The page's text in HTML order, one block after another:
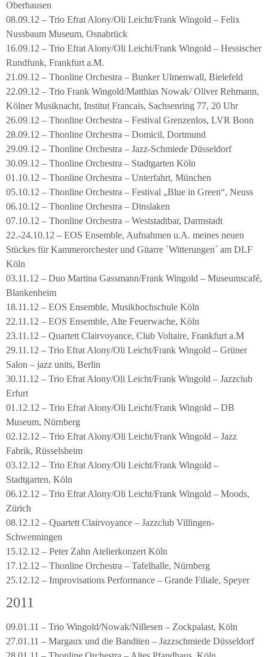
Oberhausen
08.09.12 – Trio Efrat Alony/Oli Leicht/Frank Wingold – Felix
Nussbaum Museum, Osnabrück
16.09.12 – Trio Efrat Alony/Oli Leicht/Frank Wingold – Hessischer
Rundfunk, Frankfurt a.M.
21.09.12 – Thonline Orchestra – Bunker Ulmenwall, Bielefeld
22.09.12 – Trio Frank Wingold/Matthias Nowak/ Oliver Rehmann,
Kölner Musiknacht, Institut Francais, Sachsenring 77, 20 Uhr
26.09.12 – Thonline Orchestra – Festival Grenzenlos, LVR Bonn
28.09.12 – Thonline Orchestra – Domicil, Dortmund
29.09.12 – Thonline Orchestra – Jazz-Schmiede Düsseldorf
30.09.12 – Thonline Orchestra – Stadtgarten Köln
01.10.12 – Thonline Orchestra – Unterfahrt, München
05.10.12 – Thonline Orchestra – Festival „Blue in Green“, Neuss
06.10.12 – Thonline Orchestra – Dinslaken
07.10.12 – Thonline Orchestra – Weststadtbar, Darmstadt
22.-24.10.12 – EOS Ensemble, Aufnahmen u.A. meines neuen
Stückes für Kammerorchester und Gitarre `Witterungen´ am DLF
Köln
03.11.12 – Duo Martina Gassmann/Frank Wingold – Museumscafé,
Blankenheim
18.11.12 – EOS Ensemble, Musikhochschule Köln
22.11.12 – EOS Ensemble, Alte Feuerwache, Köln
23.11.12 – Quartett Clairvoyance, Club Voltaire, Frankfurt a.M
29.11.12 – Trio Efrat Alony/Oli Leicht/Frank Wingold – Grüner
Salon – jazz units, Berlin
30.11.12 – Trio Efrat Alony/Oli Leicht/Frank Wingold – Jazzclub
Erfurt
01.12.12 – Trio Efrat Alony/Oli Leicht/Frank Wingold – DB
Museum, Nürnberg
02.12.12 – Trio Efrat Alony/Oli Leicht/Frank Wingold – Jazz
Fabrik, Rüsselsheim
03.12.12 – Trio Efrat Alony/Oli Leicht/Frank Wingold –
Stadtgarten, Köln
06.12.12 – Trio Efrat Alony/Oli Leicht/Frank Wingold – Moods,
Zürich
08.12.12 – Quartett Clairvoyance – Jazzclub Villingen-
Schwenningen
15.12.12 – Peter Zahn Atelierkonzert Köln
17.12.12 – Thonline Orchestra – Tafelhalle, Nürnberg
25.12.12 – Improvisations Performance – Grande Filiale, Speyer
2011
09.01.11 – Trio Wingold/Nowak/Nillesen – Zockpalast, Köln
27.01.11 – Margaux und die Banditen – Jazzschmiede Düsseldorf